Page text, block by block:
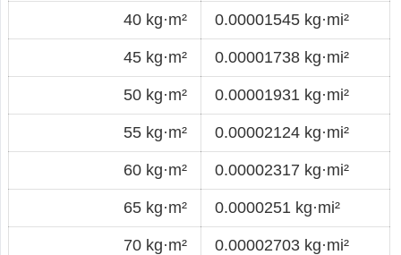
40 kg·m² 0.00001545 kg·mi²
45 kg·m² 0.00001738 kg·mi²
50 kg·m² 0.00001931 kg·mi²
55 kg·m² 0.00002124 kg·mi²
60 kg·m² 0.00002317 kg·mi²
65 kg·m² 0.0000251 kg·mi²
70 kg·m² 0.00002703 kg·mi²